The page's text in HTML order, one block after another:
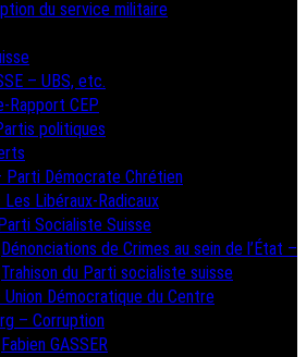
du service militaire
– UBS, etc.
Rapport CEP
politiques
Parti Démocrate Chrétien
Les Libéraux-Radicaux
Socialiste Suisse
Dénonciations de Crimes au sein de l’État –
Trahison du Parti socialiste suisse
Union Démocratique du Centre
– Corruption
Fabien GASSER